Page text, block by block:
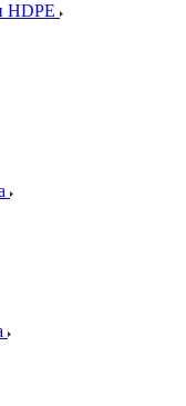
HDPE